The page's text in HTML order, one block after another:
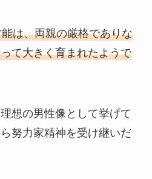
は、両親の厳格でありな
て大きく育まれたようで
想の男性像として挙げて
努力家精神を受け継いだ